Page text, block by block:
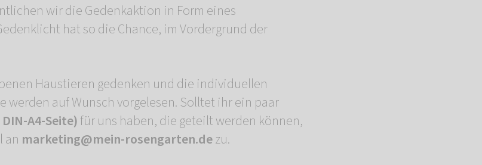
wir die Gedenkaktion in Form eines
hat so die Chance, im Vordergrund der
Haustieren gedenken und die individuellen
werden auf Wunsch vorgelesen. Solltet ihr ein paar
A4-Seite)für uns haben, die geteilt werden können,
an marketing@mein-rosengarten.dezu.